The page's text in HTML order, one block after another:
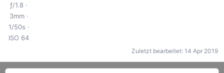
ƒ/1.8
3mm
1/50s
ISO 64
Zuletzt bearbeitet: 14 Apr 2019